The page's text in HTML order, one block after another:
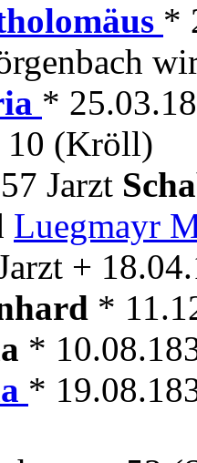
*
*
10 (Kröll)
Jarzt
Luegmayr
+
*
*
*